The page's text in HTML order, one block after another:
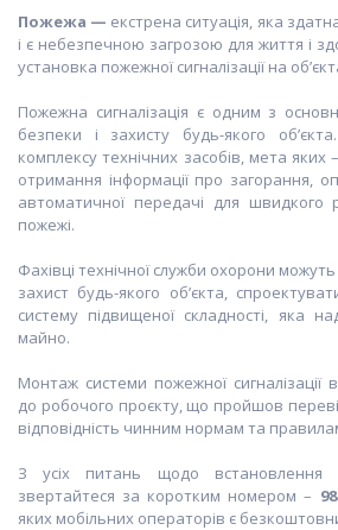
Пожежа — екстрена ситуація, яка
і є небезпечною загрозою для життя і
установка пожежної сигналізації на
Пожежна сигналізація є одним з
безпеки і захисту будь-якого
комплексу технічних засобів, мета
отримання інформації про загорання,
автоматичної передачі для швидкого
пожежі.
Фахівці технічної служби охорони
захист будь-якого об’єкта,
систему підвищеної складності, яка
майно.
Монтаж системи пожежної сигналізації
до робочого проєкту, що пройшов
відповідність чинним нормам та
З усіх питань щодо встановлення
звертайтеся за коротким номером –
яких мобільних операторів є